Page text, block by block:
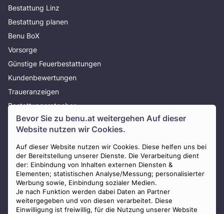
Bevor Sie zu benu.at weitergehen Auf dieser
Website nutzen wir Cookies.
Auf dieser Website nutzen wir Cookies. Diese helfen uns bei
der Bereitstellung unserer Dienste. Die Verarbeitung dient
der: Einbindung von Inhalten externen Diensten &
Elementen; statistischen Analyse/Messung; personalisierter
Werbung sowie, Einbindung sozialer Medien.
Je nach Funktion werden dabei Daten an Partner
weitergegeben und von diesen verarbeitet. Diese
Einwilligung ist freiwillig, für die Nutzung unserer Website
Bestattung Linz
Bestattung planen
Benu BoX
Vorsorge
Günstige Feuerbestattungen
Kundenbewertungen
Traueranzeigen
Bestattungsratgeber
Über uns
Presse
AGB
Impressum
Datenschutz
Widerrufsbelehrung
Zahlungsmöglichkeiten